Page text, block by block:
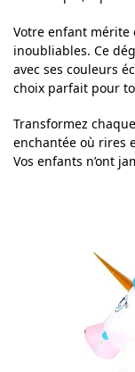
Votre enfant mérite
inoubliables. Ce
avec ses couleurs
choix parfait pour
Transformez
enchantée où rires
Vos enfants n’ont